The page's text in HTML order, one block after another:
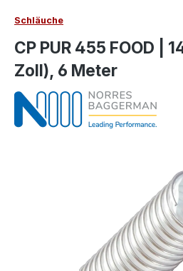
Schläuche
CP PUR 455 FOOD |
Zoll), 6 Meter